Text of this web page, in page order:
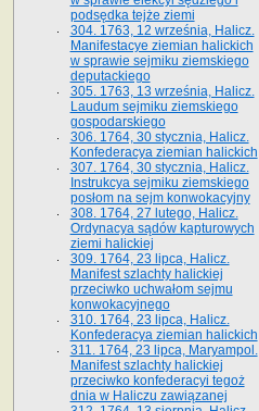
podsędka tejże ziemi
304. 1763, 12 września, Halicz.
Manifestacye ziemian halickich
w sprawie sejmiku ziemskiego
deputackiego
305. 1763, 13 września, Halicz.
Laudum sejmiku ziemskiego
gospodarskiego
306. 1764, 30 stycznia, Halicz.
Konfederacya ziemian halickich
307. 1764, 30 stycznia, Halicz.
Instrukcya sejmiku ziemskiego
posłom na sejm konwokacyjny
308. 1764, 27 lutego, Halicz.
Ordynacya sądów kapturowych
ziemi halickiej
309. 1764, 23 lipca, Halicz.
Manifest szlachty halickiej
przeciwko uchwałom sejmu
konwokacyjnego
310. 1764, 23 lipca, Halicz.
Konfederacya ziemian halickich
311. 1764, 23 lipca, Maryampol.
Manifest szlachty halickiej
przeciwko konfederacyi tegoż
dnia w Haliczu zawiązanej